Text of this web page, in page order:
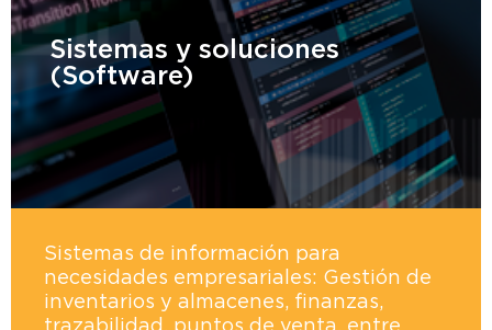
Sistemas y soluciones
(Software)
Sistemas de información para
necesidades empresariales: Gestión de
inventarios y almacenes, finanzas,
trazabilidad, puntos de venta, entre